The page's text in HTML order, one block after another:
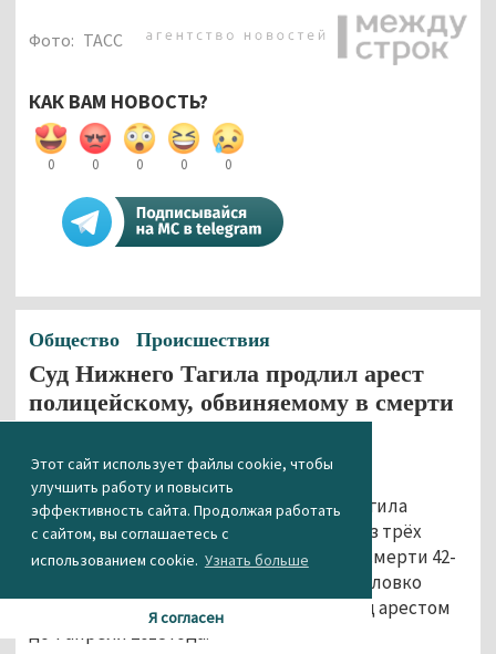
Этот сайт использует файлы cookie, чтобы
улучшить работу и повысить
эффективность сайта. Продолжая работать
с сайтом, вы соглашаетесь с
использованием cookie. Узнать больше
Я согласен
Фото: ТАСС
КАК ВАМ НОВОСТЬ?
0 0 0 0 0
Общество Происшествия
Суд Нижнего Тагила продлил арест
полицейскому, обвиняемому в смерти
Станислава Головко
06.12.2017 15:29
Дзержинский районный суд Нижнего Тагила
продлил арест Егору Ялунину, одному из трёх
оперативников ОП № 17, обвиняемых в смерти 42-
летнего местного жителя Станислава Головко
после допроса. Он будет находиться под арестом
до 7 апреля 2018 года.